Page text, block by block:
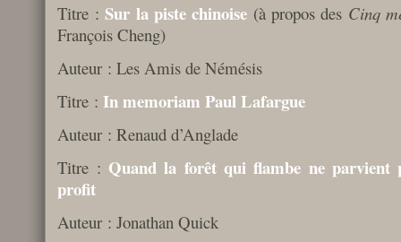
Titre :Sur la piste chinoise (à propos des Cinq
François Cheng)
Auteur : Les Amis de Némésis
Titre : In memoriam Paul Lafargue
Auteur : Renaud d’Anglade
Titre :Quand la forêt qui flambe ne parvient
profit
Auteur : Jonathan Quick